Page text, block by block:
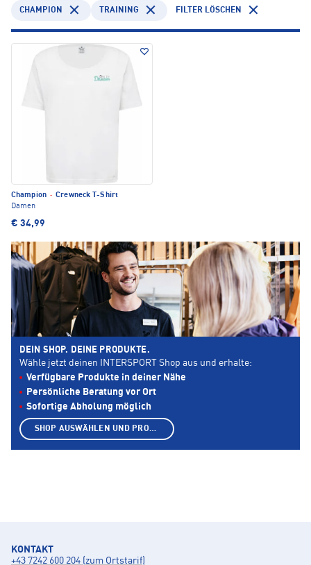
CHAMPION TRAINING FILTER LÖSCHEN
Champion · Crewneck T-Shirt
Damen
€ 34,99
DEIN SHOP. DEINE PRODUKTE.
Wähle jetzt deinen INTERSPORT Shop aus und erhalte:
Verfügbare Produkte in deiner Nähe
Persönliche Beratung vor Ort
Sofortige Abholung möglich
SHOP AUSWÄHLEN UND PRODUKTE ANZEIGEN
KONTAKT
+43 7242 600 204 (zum Ortstarif)